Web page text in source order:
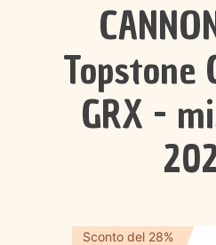
Topstone
GRX -
Sconto del 28%